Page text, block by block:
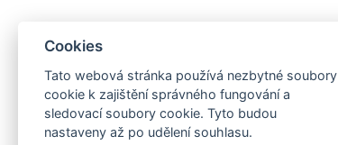
Copyright © 2013 - 2026 Městský úřad Orlová
Cookies
Tato webová stránka používá nezbytné soubory
cookie k zajištění správného fungování a
sledovací soubory cookie. Tyto budou
nastaveny až po udělení souhlasu.